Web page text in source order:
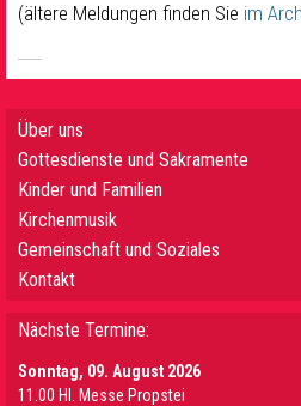
(ältere Meldungen finden Sie im
Über uns
Gottesdienste und Sakramente
Kinder und Familien
Kirchenmusik
Gemeinschaft und Soziales
Kontakt
Nächste Termine:
Sonntag, 09. August 2026
11.00 Hl. Messe Propstei